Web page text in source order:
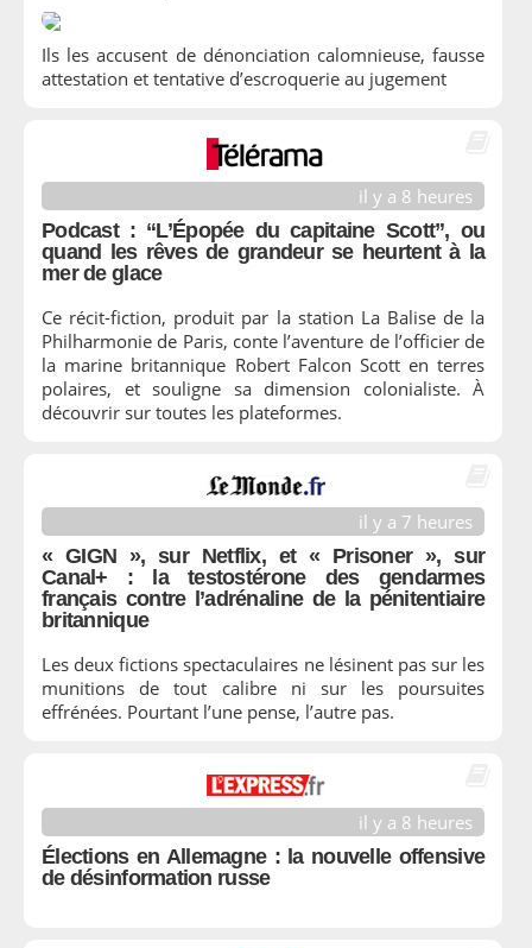
Ils les accusent de dénonciation calomnieuse, fausse
attestation et tentative d’escroquerie au jugement
il y a 8 heures
Podcast : “L’Épopée du capitaine Scott”, ou
quand les rêves de grandeur se heurtent à la
mer de glace
Ce récit-fiction, produit par la station La Balise de la
Philharmonie de Paris, conte l’aventure de l’officier de
la marine britannique Robert Falcon Scott en terres
polaires, et souligne sa dimension colonialiste. À
découvrir sur toutes les plateformes.
il y a 7 heures
« GIGN », sur Netflix, et « Prisoner », sur
Canal+ : la testostérone des gendarmes
français contre l’adrénaline de la pénitentiaire
britannique
Les deux fictions spectaculaires ne lésinent pas sur les
munitions de tout calibre ni sur les poursuites
effrénées. Pourtant l’une pense, l’autre pas.
il y a 8 heures
Élections en Allemagne : la nouvelle offensive
de désinformation russe